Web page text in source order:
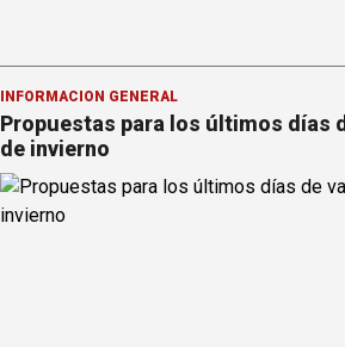
INFORMACION GENERAL
Propuestas para los últimos días
de invierno